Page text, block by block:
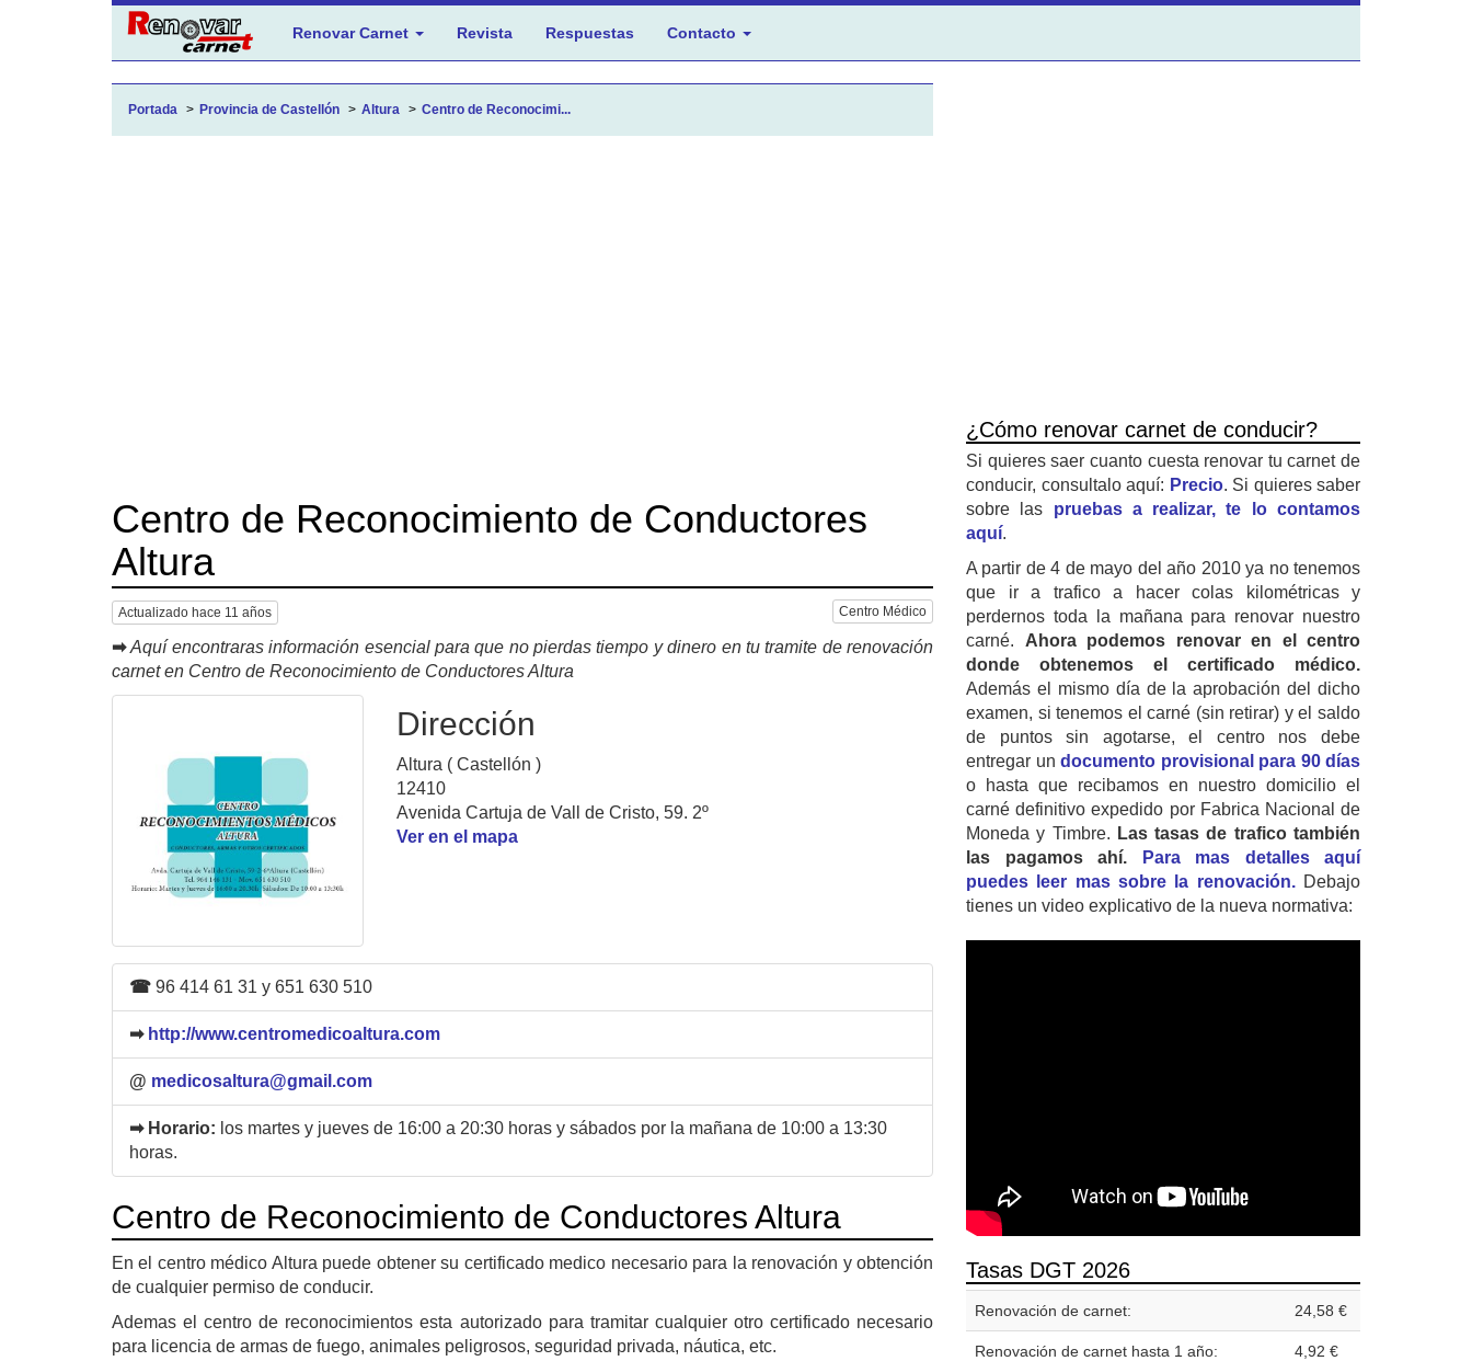
Renovar Carnet Revista Respuestas Contacto
Portada Provincia de Castellón Altura Centro de Reconocimi...
Centro de Reconocimiento de Conductores
Altura
Actualizado hace 11 años Centro Médico
➡ Aquí encontraras información esencial para que no pierdas tiempo y dinero en tu tramite de renovación
carnet en Centro de Reconocimiento de Conductores Altura
Dirección
Altura ( Castellón )
12410
Avenida Cartuja de Vall de Cristo, 59. 2º
Ver en el mapa
☎ 96 414 61 31 y 651 630 510
➡ http://www.centromedicoaltura.com
@ medicosaltura@gmail.com
➡ Horario: los martes y jueves de 16:00 a 20:30 horas y sábados por la mañana de 10:00 a 13:30
horas.
Centro de Reconocimiento de Conductores Altura
En el centro médico Altura puede obtener su certificado medico necesario para la renovación y obtención
de cualquier permiso de conducir.
Ademas el centro de reconocimientos esta autorizado para tramitar cualquier otro certificado necesario
para licencia de armas de fuego, animales peligrosos, seguridad privada, náutica, etc.
¿Cómo renovar carnet de conducir?
Si quieres saer cuanto cuesta renovar tu carnet de
conducir, consultalo aquí: Precio. Si quieres saber
sobre las pruebas a realizar, te lo contamos
aquí.
A partir de 4 de mayo del año 2010 ya no tenemos
que ir a trafico a hacer colas kilométricas y
perdernos toda la mañana para renovar nuestro
carné. Ahora podemos renovar en el centro
donde obtenemos el certificado médico.
Además el mismo día de la aprobación del dicho
examen, si tenemos el carné (sin retirar) y el saldo
de puntos sin agotarse, el centro nos debe
entregar un documento provisional para 90 días
o hasta que recibamos en nuestro domicilio el
carné definitivo expedido por Fabrica Nacional de
Moneda y Timbre. Las tasas de trafico también
las pagamos ahí.
Para mas detalles aquí
puedes leer mas sobre la renovación.Debajo
tienes un video explicativo de la nueva normativa:
Tasas DGT 2026
Renovación de carnet: 24,58 €
Renovación de carnet hasta 1 año: 4,92 €